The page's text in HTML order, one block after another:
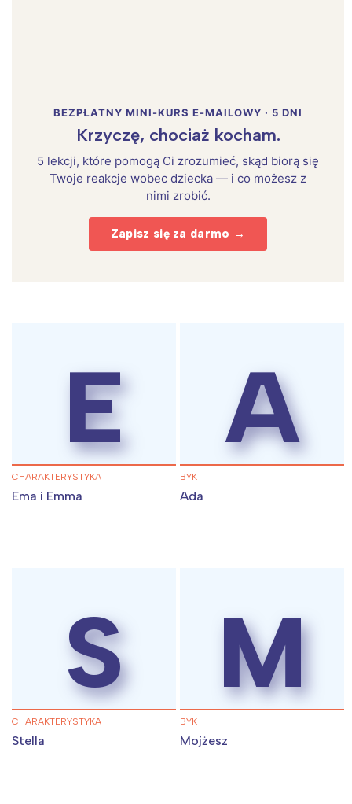
BEZPŁATNY MINI-KURS E-MAILOWY · 5 DNI
Krzyczę, chociaż kocham.
5 lekcji, które pomogą Ci zrozumieć, skąd biorą się
Twoje reakcje wobec dziecka — i co możesz z
nimi zrobić.
Zapisz się za darmo →
E
CHARAKTERYSTYKA
Ema i Emma
A
BYK
Ada
S
CHARAKTERYSTYKA
Stella
M
BYK
Mojżesz